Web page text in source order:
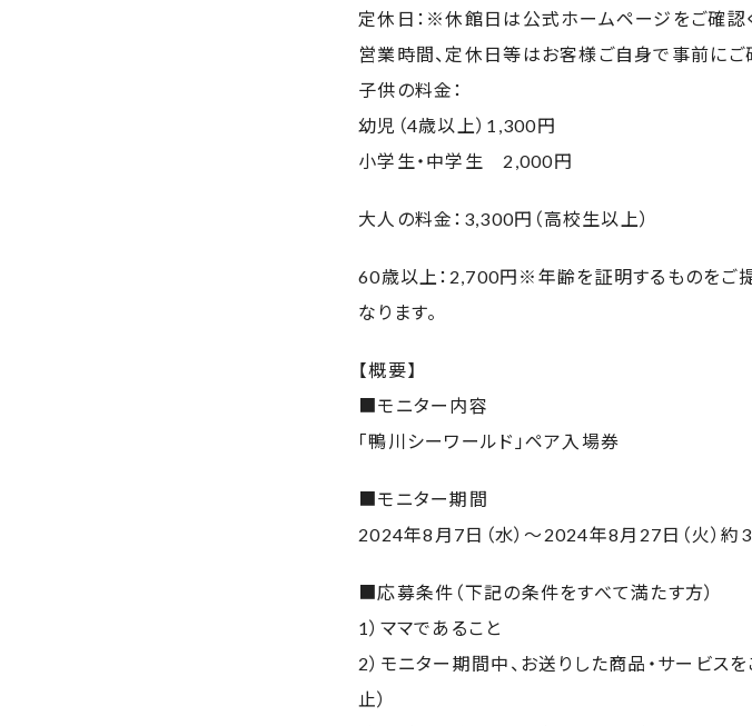
定休日：※休館日は公式ホームページをご確認
営業時間、定休日等はお客様ご自身で事前にご
子供の料金：
幼児（4歳以上）1,300円
小学生・中学生 2,000円
大人の料金：3,300円（高校生以上）
60歳以上：2,700円※年齢を証明するものをご
なります。
【概要】
■モニター内容
「鴨川シーワールド」ペア入場券
■モニター期間
2024年8月7日（水）～2024年8月27日（火）約
■応募条件（下記の条件をすべて満たす方）
1）ママであること
2）モニター期間中、お送りした商品・サービス
止）